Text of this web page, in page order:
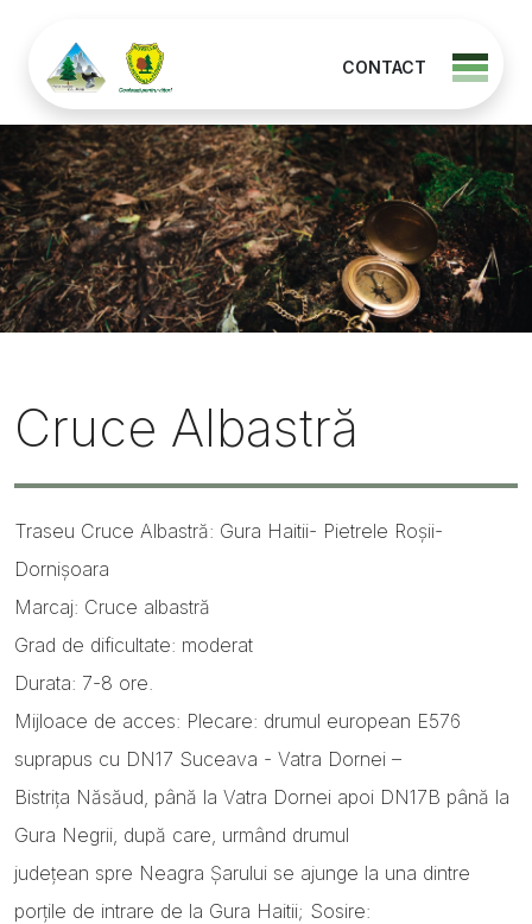
CONTACT
Cruce Albastră
Traseu Cruce Albastră: Gura Haitii- Pietrele Roșii-
Dornișoara
Marcaj: Cruce albastră
Grad de dificultate: moderat
Durata: 7-8 ore.
Mijloace de acces: Plecare: drumul european E576
suprapus cu DN17 Suceava - Vatra Dornei –
Bistriţa Năsăud, până la Vatra Dornei apoi DN17B până la
Gura Negrii, după care, urmând drumul
judeţean spre Neagra Şarului se ajunge la una dintre
porţile de intrare de la Gura Haitii; Sosire: